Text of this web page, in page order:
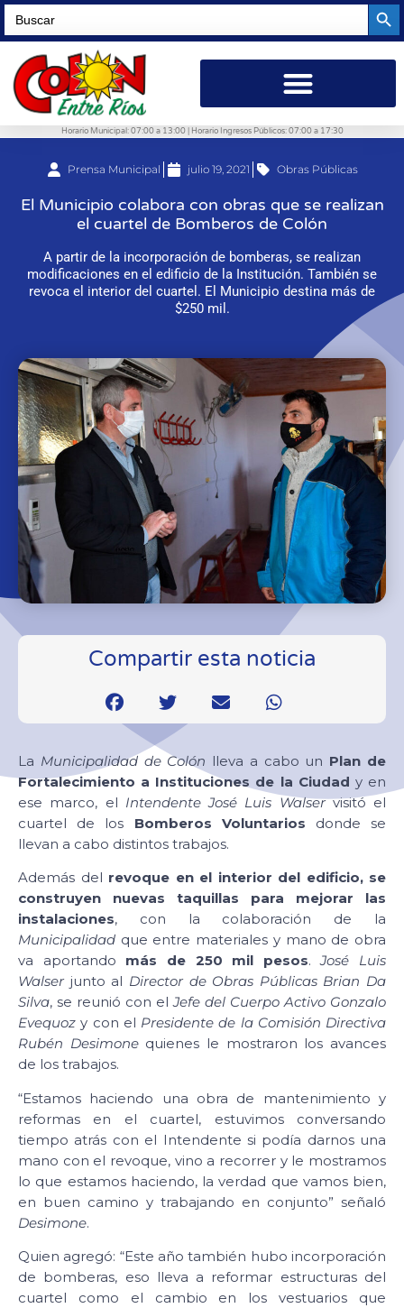
Search
for:
Horario Municipal: 07:00 a 13:00 | Horario Ingresos Públicos: 07:00 a 17:30
Prensa Municipal julio 19, 2021 Obras Públicas
El Municipio colabora con obras que se realizan
el cuartel de Bomberos de Colón
A partir de la incorporación de bomberas, se realizan
modificaciones en el edificio de la Institución. También se
revoca el interior del cuartel. El Municipio destina más de
$250 mil.
Compartir esta noticia
La Municipalidad de Colón lleva a cabo un Plan de
Fortalecimiento a Instituciones de la Ciudad y en
ese marco, el Intendente José Luis Walservisitó el
cuartel de los Bomberos Voluntarios donde se
llevan a cabo distintos trabajos.
Además del revoque en el interior del edificio, se
construyen nuevas taquillas para mejorar las
instalaciones, con la colaboración de la
Municipalidad que entre materiales y mano de obra
va aportando más de 250 mil pesos.José Luis
Walser junto al Director de Obras Públicas Brian Da
Silva, se reunió con elJefe del Cuerpo Activo Gonzalo
Evequoz y con el Presidente de la Comisión Directiva
Rubén Desimonequienes le mostraron los avances
de los trabajos.
“Estamos haciendo una obra de mantenimiento y
reformas en el cuartel, estuvimos conversando
tiempo atrás con el Intendente si podía darnos una
mano con el revoque, vino a recorrer y le mostramos
lo que estamos haciendo, la verdad que vamos bien,
en buen camino y trabajando en conjunto” señaló
Desimone.
Quien agregó: “Este año también hubo incorporación
de bomberas, eso lleva a reformar estructuras del
cuartel como el cambio en los vestuarios que